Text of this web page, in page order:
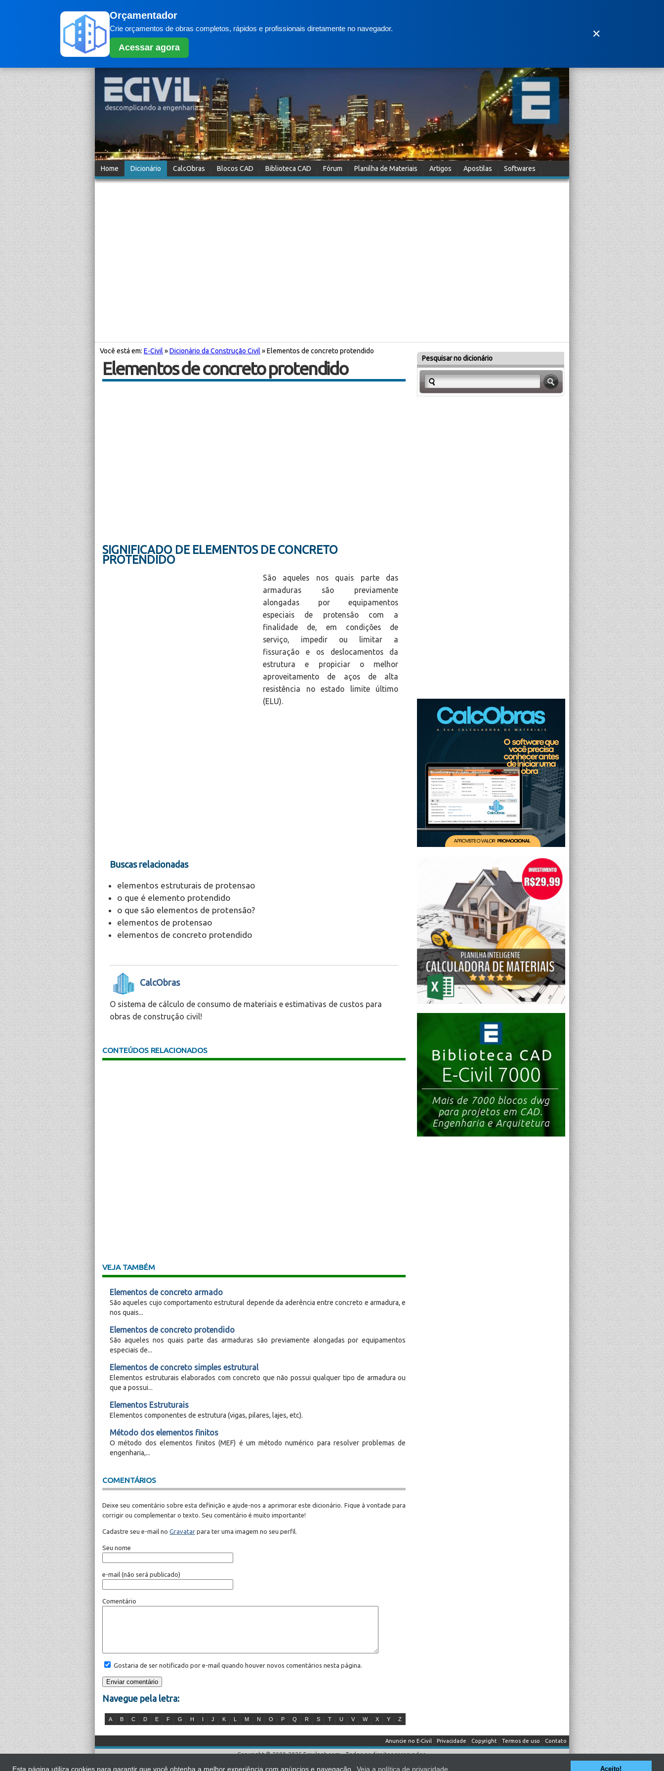
Esta página utiliza cookies para garantir que você obtenha a melhor experiência com anúncios e navegação. Veja a política de privacidade Aceito!
Orçamentador
Crie orçamentos de obras completos, rápidos e profissionais diretamente no navegador.
Acessar agora
✕
Home Dicionário CalcObras Blocos CAD Biblioteca CAD Fórum Planilha de Materiais Artigos Apostilas Softwares
Você está em: E-Civil »Dicionário da Construção Civil » Elementos de concreto protendido
Elementos de concreto protendido
SIGNIFICADO DE ELEMENTOS DE CONCRETO
PROTENDIDO
São aqueles nos quais parte das
armaduras são previamente
alongadas por equipamentos
especiais de protensão com a
finalidade de, em condições de
serviço, impedir ou limitar a
fissuração e os deslocamentos da
estrutura e propiciar o melhor
aproveitamento de aços de alta
resistência no estado limite último
(ELU).
Buscas relacionadas
elementos estruturais de protensao
o que é elemento protendido
o que são elementos de protensão?
elementos de protensao
elementos de concreto protendido
CalcObras
O sistema de cálculo de consumo de materiais e estimativas de custos para
obras de construção civil!
CONTEÚDOS RELACIONADOS
VEJA TAMBÉM
Elementos de concreto armado
São aqueles cujo comportamento estrutural depende da aderência entre concreto e armadura, e
nos quais...
Elementos de concreto protendido
São aqueles nos quais parte das armaduras são previamente alongadas por equipamentos
especiais de...
Elementos de concreto simples estrutural
Elementos estruturais elaborados com concreto que não possui qualquer tipo de armadura ou
que a possui...
Elementos Estruturais
Elementos componentes de estrutura (vigas, pilares, lajes, etc).
Método dos elementos finitos
O método dos elementos finitos (MEF) é um método numérico para resolver problemas de
engenharia,...
COMENTÁRIOS
Deixe seu comentário sobre esta definição e ajude-nos a aprimorar este dicionário. Fique à vontade para
corrigir ou complementar o texto. Seu comentário é muito importante!
Cadastre seu e-mail no Gravatar para ter uma imagem no seu perfil.
Seu nome
e-mail (não será publicado)
Comentário
Gostaria de ser notificado por e-mail quando houver novos comentários nesta página.
Navegue pela letra:
A B C D E F G H I J K L M N O P Q R S T U V W X Y Z
Pesquisar no dicionário
Contato
Termos de uso
Copyright
Privacidade
Anuncie no E-Civil
Copyright © 2000-2025 Ecivilnet.com - Todos os direitos reservados.